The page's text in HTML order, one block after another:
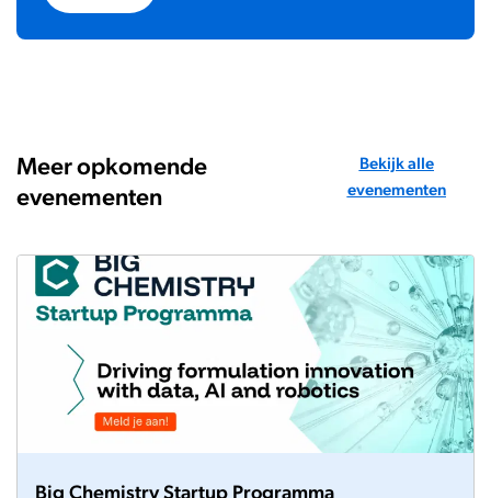
Meer opkomende
evenementen
Bekijk alle
evenementen
Big Chemistry Startup Programma